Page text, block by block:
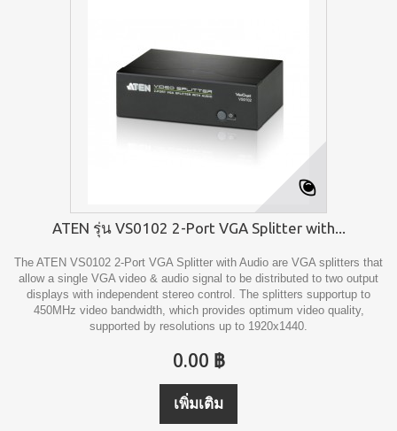
ATEN รุ่น VS0102 2-Port VGA Splitter with...
The ATEN VS0102 2-Port VGA Splitter with Audio are VGA splitters that
allow a single VGA video & audio signal to be distributed to two output
displays with independent stereo control. The splitters supportup to
450MHz video bandwidth, which provides optimum video quality,
supported by resolutions up to 1920x1440.
0.00 ฿
เพิ่มเติม